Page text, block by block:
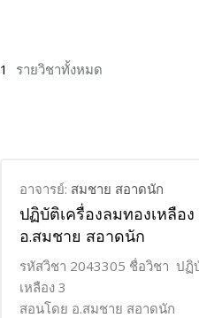
1
รายวิชาทั้งหมด
อาจารย์: สมชาย สอาดนัก
ปฏิบัติเครื่องลมทองเหลือ
อ.สมชาย สอาดนัก
รหัสวิชา 2043305 ชื่อวิชา ปฏิ
เหลือง 3
สอนโดย อ.สมชาย สอาดนัก